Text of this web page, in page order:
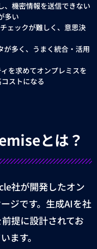
、機密情報を送信できない
多い
ェックが難しく、意思決
が多く、うまく統合・活用
を求めてオンプレミスを
ストになる
とは？
社が開発したオン
ジです。生成AIを社
提に設計されてお
ます。